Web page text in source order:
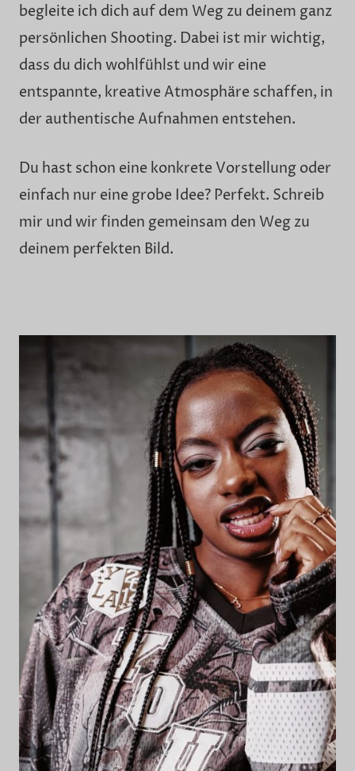
begleite ich dich auf dem Weg zu deinem ganz
persönlichen Shooting. Dabei ist mir wichtig,
dass du dich wohlfühlst und wir eine
entspannte, kreative Atmosphäre schaffen, in
der authentische Aufnahmen entstehen.
Du hast schon eine konkrete Vorstellung oder
einfach nur eine grobe Idee? Perfekt. Schreib
mir und wir finden gemeinsam den Weg zu
deinem perfekten Bild.